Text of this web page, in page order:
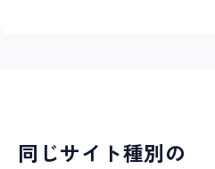
同じサイト種別の